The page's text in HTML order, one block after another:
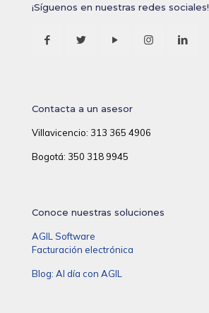
¡Síguenos en nuestras redes sociales!
Contacta a un asesor
Villavicencio: 313 365 4906
Bogotá: 350 318 9945
Conoce nuestras soluciones
AGIL Software
Facturación electrónica
Blog: Al día con AGIL